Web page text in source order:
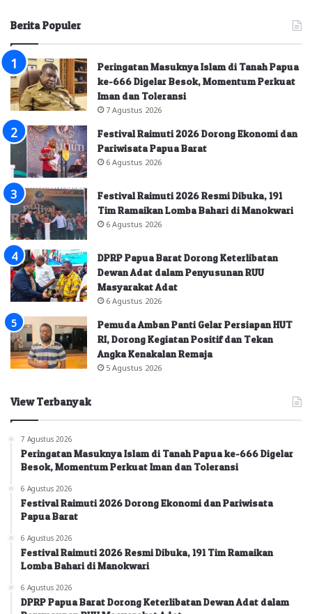
Berita Populer
Peringatan Masuknya Islam di Tanah Papua
ke-666 Digelar Besok, Momentum Perkuat
Iman dan Toleransi
7 Agustus 2026
Festival Raimuti 2026 Dorong Ekonomi dan
Pariwisata Papua Barat
6 Agustus 2026
Festival Raimuti 2026 Resmi Dibuka, 191
Tim Ramaikan Lomba Bahari di Manokwari
6 Agustus 2026
DPRP Papua Barat Dorong Keterlibatan
Dewan Adat dalam Penyusunan RUU
Masyarakat Adat
6 Agustus 2026
Pemuda Amban Panti Gelar Persiapan HUT
RI, Dorong Kegiatan Positif dan Tekan
Angka Kenakalan Remaja
5 Agustus 2026
View Terbanyak
7 Agustus 2026
Peringatan Masuknya Islam di Tanah Papua ke-666 Digelar
Besok, Momentum Perkuat Iman dan Toleransi
6 Agustus 2026
Festival Raimuti 2026 Dorong Ekonomi dan Pariwisata
Papua Barat
6 Agustus 2026
Festival Raimuti 2026 Resmi Dibuka, 191 Tim Ramaikan
Lomba Bahari di Manokwari
6 Agustus 2026
DPRP Papua Barat Dorong Keterlibatan Dewan Adat dalam